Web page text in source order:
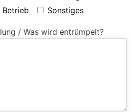
Betrieb Sonstiges
/ Was wird entrümpelt?